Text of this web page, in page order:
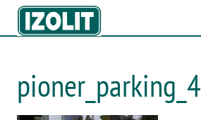
pioner_parking_4